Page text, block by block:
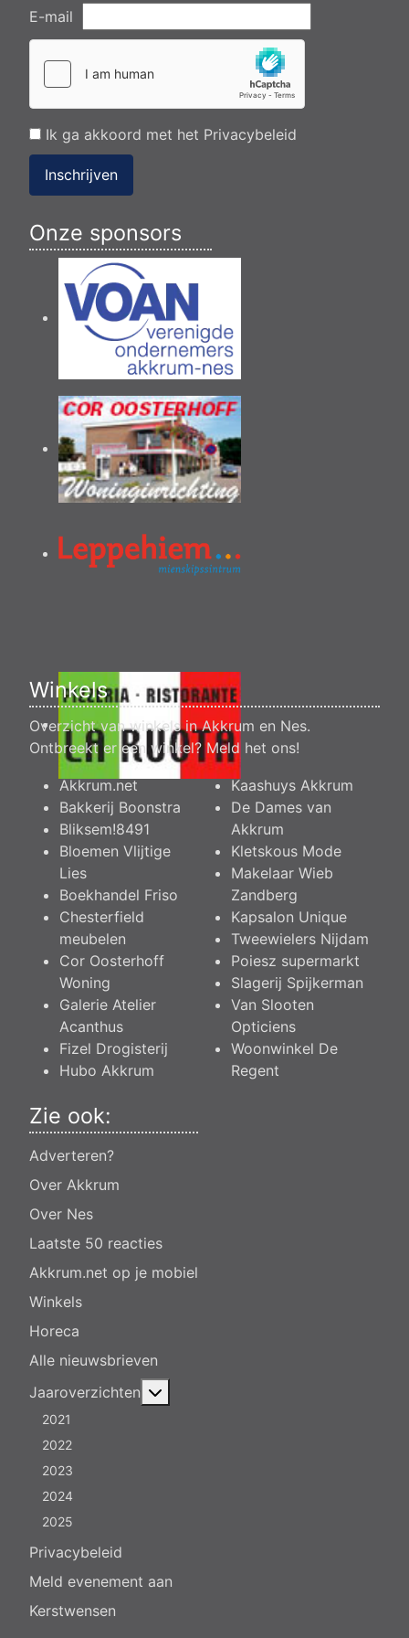
E-mail
Ik ga akkoord met het Privacybeleid
Inschrijven
Onze sponsors
Winkels
Overzicht van winkels in Akkrum en Nes.
Ontbreekt er een winkel? Meld het ons!
Akkrum.net
Bakkerij Boonstra
Bliksem!8491
Bloemen Vlijtige
Lies
Boekhandel Friso
Chesterfield
meubelen
Cor Oosterhoff
Woning
Galerie Atelier
Acanthus
Fizel Drogisterij
Hubo Akkrum
Kaashuys Akkrum
De Dames van
Akkrum
Kletskous Mode
Makelaar Wieb
Zandberg
Kapsalon Unique
Tweewielers Nijdam
Poiesz supermarkt
Slagerij Spijkerman
Van Slooten
Opticiens
Woonwinkel De
Regent
Zie ook:
Adverteren?
Over Akkrum
Over Nes
Laatste 50 reacties
Akkrum.net op je mobiel
Winkels
Horeca
Alle nieuwsbrieven
Jaaroverzichten
2021
2022
2023
2024
2025
Privacybeleid
Meld evenement aan
Kerstwensen